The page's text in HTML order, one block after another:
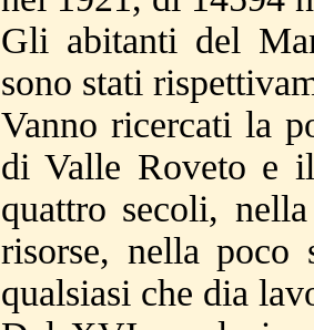
Gli abitanti del
sono stati
Vanno ricercati la
di Valle Roveto e
quattro secoli,
risorse, nella poco
qualsiasi che dia